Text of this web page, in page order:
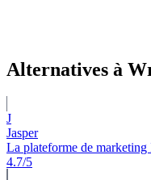
Alternatives à
J
Jasper
La plateforme de
4.7/5